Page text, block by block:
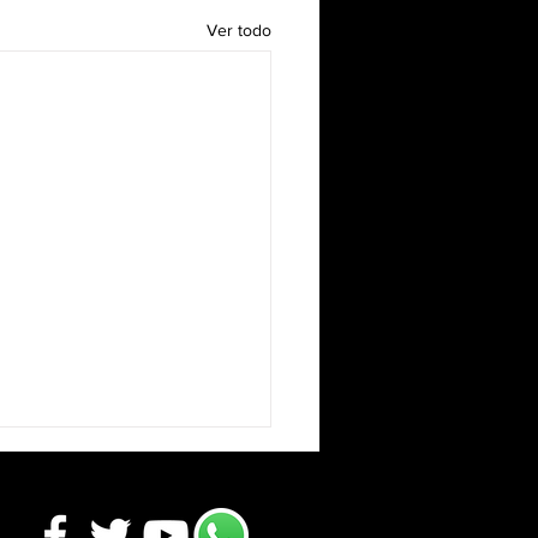
Ver todo